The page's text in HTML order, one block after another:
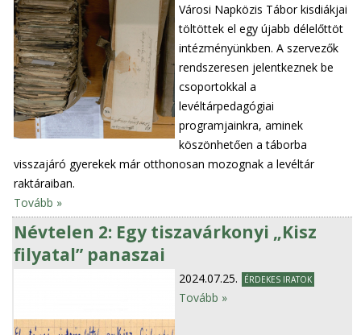
Városi Napközis Tábor kisdiákjai
töltöttek el egy újabb délelőttöt
intézményünkben. A szervezők
rendszeresen jelentkeznek be
csoportokkal a
levéltárpedagógiai
programjainkra, aminek
köszönhetően a táborba
visszajáró gyerekek már otthonosan mozognak a levéltár
raktáraiban.
Tovább »
Névtelen 2: Egy tiszavárkonyi „Kisz
filyatal” panaszai
2024.07.25. ÉRDEKES IRATOK
Tovább »